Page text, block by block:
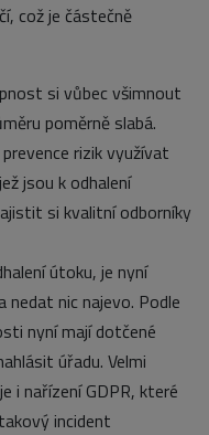
což je částečně
si vůbec všimnout
poměrně slabá.
rizik využívat
jsou k odhalení
si kvalitní odborníky
útoku, je nyní
nedat nic najevo. Podle
nyní mají dotčené
úřadu. Velmi
i nařízení GDPR, které
incident